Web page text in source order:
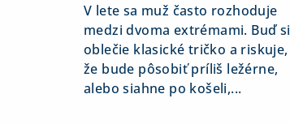
V lete sa muž často rozhoduje
medzi dvoma extrémami. Buď si
oblečie klasické tričko a riskuje,
že bude pôsobiť príliš ležérne,
alebo siahne po košeli,...